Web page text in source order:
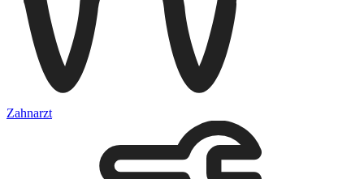
Zahnarzt